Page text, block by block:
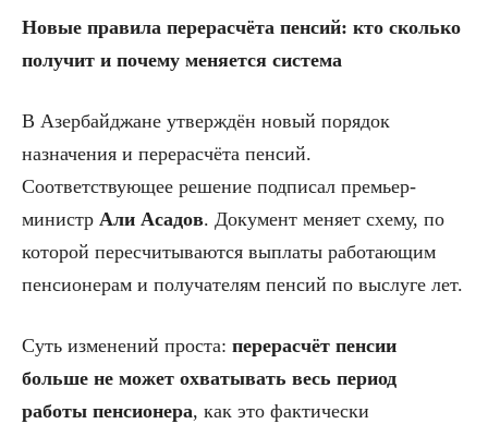
Новые правила перерасчёта пенсий: кто сколько
получит и почему меняется система
В Азербайджане утверждён новый порядок
назначения и перерасчёта пенсий.
Соответствующее решение подписал премьер-
министр Али Асадов. Документ меняет схему, по
которой пересчитываются выплаты работающим
пенсионерам и получателям пенсий по выслуге лет.
Суть изменений проста: перерасчёт пенсии
больше не может охватывать весь период
работы пенсионера, как это фактически